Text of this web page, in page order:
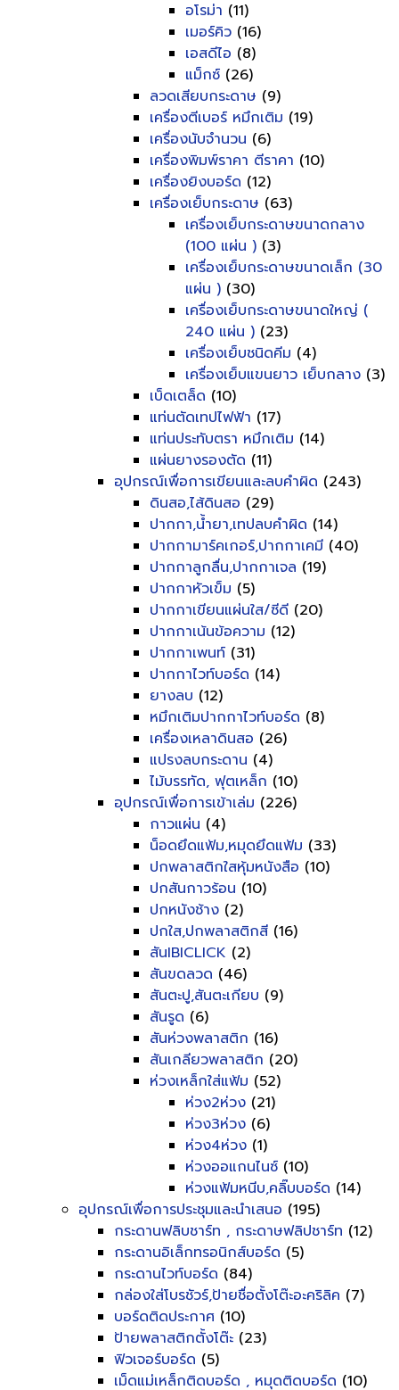
อโรม่า (11)
เมอร์คิว (16)
เอสดีไอ (8)
แม็กซ์ (26)
ลวดเสียบกระดาษ (9)
เครื่องตีเบอร์ หมึกเติม (19)
เครื่องนับจำนวน (6)
เครื่องพิมพ์ราคา ตีราคา (10)
เครื่องยิงบอร์ด (12)
เครื่องเย็บกระดาษ (63)
เครื่องเย็บกระดาษขนาดกลาง
(100 แผ่น ) (3)
เครื่องเย็บกระดาษขนาดเล็ก (30
แผ่น ) (30)
เครื่องเย็บกระดาษขนาดใหญ่ (
240 แผ่น ) (23)
เครื่องเย็บชนิดคีม (4)
เครื่องเย็บแขนยาว เย็บกลาง (3)
เบ็ดเตล็ด (10)
แท่นตัดเทปไฟฟ้า (17)
แท่นประทับตรา หมึกเติม (14)
แผ่นยางรองตัด (11)
อุปกรณ์เพื่อการเขียนและลบคำผิด (243)
ดินสอ,ไส้ดินสอ (29)
ปากกา,น้ำยา,เทปลบคำผิด (14)
ปากกามาร์คเกอร์,ปากกาเคมี (40)
ปากกาลูกลื่น,ปากกาเจล (19)
ปากกาหัวเข็ม (5)
ปากกาเขียนแผ่นใส/ซีดี (20)
ปากกาเน้นข้อความ (12)
ปากกาเพนท์ (31)
ปากกาไวท์บอร์ด (14)
ยางลบ (12)
หมึกเติมปากกาไวท์บอร์ด (8)
เครื่องเหลาดินสอ (26)
แปรงลบกระดาน (4)
ไม้บรรทัด, ฟุตเหล็ก (10)
อุปกรณ์เพื่อการเข้าเล่ม (226)
กาวแผ่น (4)
น็อดยึดแฟ้ม,หมุดยึดแฟ้ม (33)
ปกพลาสติกใสหุ้มหนังสือ (10)
ปกสันกาวร้อน (10)
ปกหนังช้าง (2)
ปกใส,ปกพลาสติกสี (16)
สันIBICLICK (2)
สันขดลวด (46)
สันตะปู,สันตะเกียบ (9)
สันรูด (6)
สันห่วงพลาสติก (16)
สันเกลียวพลาสติก (20)
ห่วงเหล็กใส่แฟ้ม (52)
ห่วง2ห่วง (21)
ห่วง3ห่วง (6)
ห่วง4ห่วง (1)
ห่วงออแกนไนซ์ (10)
ห่วงแฟ้มหนีบ,คลิ๊บบอร์ด (14)
อุปกรณ์เพื่อการประชุมและนำเสนอ (195)
กระดานฟลิบชาร์ท , กระดาษฟลิปชาร์ท (12)
กระดานอิเล็กทรอนิกส์บอร์ด (5)
กระดานไวท์บอร์ด (84)
กล่องใส่โบรชัวร์,ป้ายชื่อตั้งโต๊ะอะคริลิค (7)
บอร์ดติดประกาศ (10)
ป้ายพลาสติกตั้งโต๊ะ (23)
ฟิวเจอร์บอร์ด (5)
เม็ดแม่เหล็กติดบอร์ด , หมุดติดบอร์ด (10)